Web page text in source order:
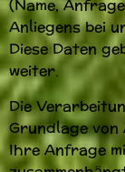
(Name,
Anliegens bei
Diese Daten
weiter.
Die
Grundlage von
Ihre Anfrage